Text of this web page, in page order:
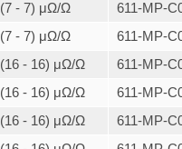
(7 - 7) μΩ/Ω
611-MP-
(7 - 7) μΩ/Ω
611-MP-
(16 - 16) μΩ/Ω
611-MP-
(16 - 16) μΩ/Ω
611-MP-
(16 - 16) μΩ/Ω
611-MP-